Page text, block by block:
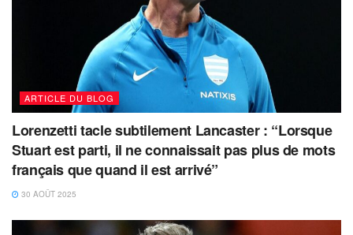
ARTICLE DU BLOG
Lorenzetti tacle subtilement Lancaster : “Lorsque
Stuart est parti, il ne connaissait pas plus de mots
français que quand il est arrivé”
30 AOÛT 2025